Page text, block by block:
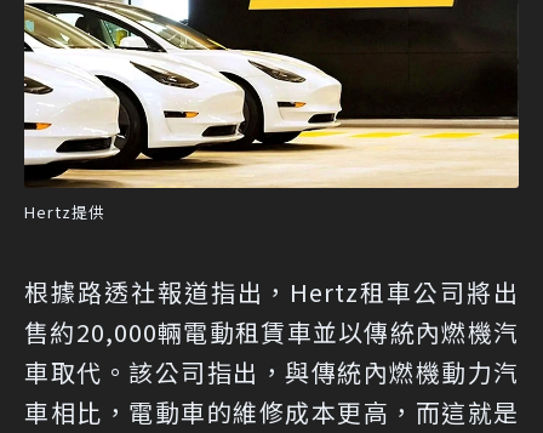
Hertz提供
根據路透社報道指出，Hertz租車公司將出
售約20,000輛電動租賃車並以傳統內燃機汽
車取代。該公司指出，與傳統內燃機動力汽
車相比，電動車的維修成本更高，而這就是